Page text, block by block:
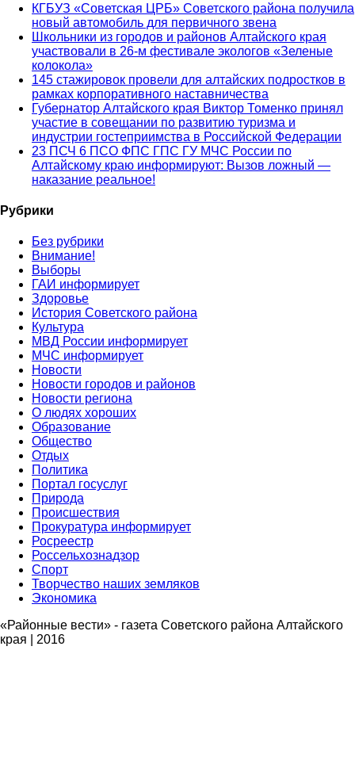
КГБУЗ «Советская ЦРБ» Советского района получила
новый автомобиль для первичного звена
Школьники из городов и районов Алтайского края
участвовали в 26-м фестивале экологов «Зеленые
колокола»
145 стажировок провели для алтайских подростков в
рамках корпоративного наставничества
Губернатор Алтайского края Виктор Томенко принял
участие в совещании по развитию туризма и
индустрии гостеприимства в Российской Федерации
23 ПСЧ 6 ПСО ФПС ГПС ГУ МЧС России по
Алтайскому краю информируют: Вызов ложный —
наказание реальное!
Рубрики
Без рубрики
Внимание!
Выборы
ГАИ информирует
Здоровье
История Советского района
Культура
МВД России информирует
МЧС информирует
Новости
Новости городов и районов
Новости региона
О людях хороших
Образование
Общество
Отдых
Политика
Портал госуслуг
Природа
Происшествия
Прокуратура информирует
Росреестр
Россельхознадзор
Спорт
Творчество наших земляков
Экономика
«Районные вести» - газета Советского района Алтайского
края | 2016